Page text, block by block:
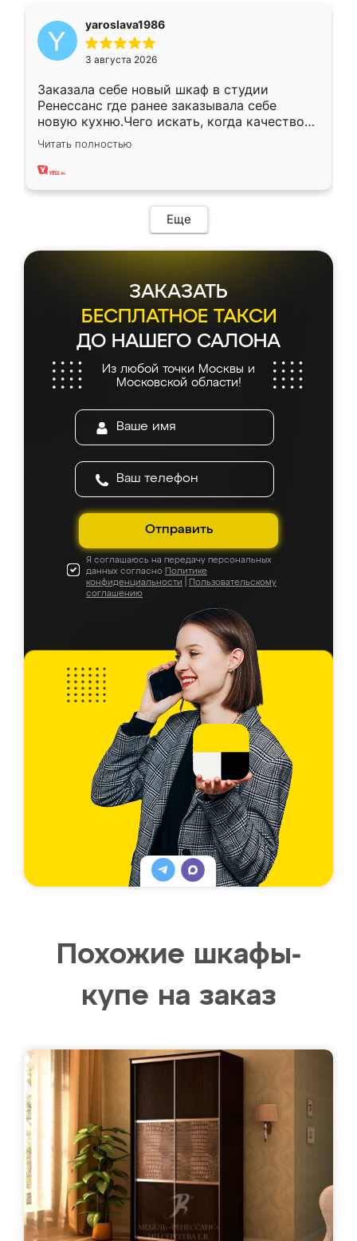
yaroslava1986
3 августа 2026
Заказала себе новый шкаф в студии
Ренессанс где ранее заказывала себе
новую кухню.Чего искать, когда качеством
вполне довольна. Служит кухня уже почти
два года, нареканий нет.
Читать полностью
Еще
ЗАКАЗАТЬ
БЕСПЛАТНОЕ ТАКСИ
ДО НАШЕГО САЛОНА
Из любой точки Москвы и
Московской области!
Отправить
Я соглашаюсь на передачу персональных
данных согласно Политике
конфиденциальности
Пользовательскому
соглашению
Похожие шкафы-
купе на заказ